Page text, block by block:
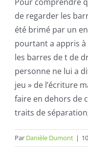
de regarder les
été brimé par un
pourtant a appris
les barres de t de
personne ne lui a
jeu » de l’écriture
faire en dehors de
traits de
Par Danièle Dumont |